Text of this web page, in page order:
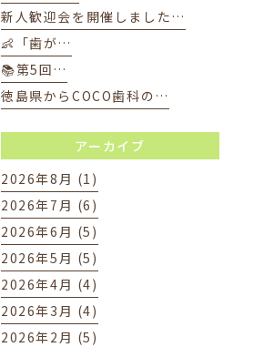
新人歓迎会を開催しました…
👶「歯が…
📚第5回…
徳島県からCOCO歯科の…
アーカイブ
2026年8月 (1)
2026年7月 (6)
2026年6月 (5)
2026年5月 (5)
2026年4月 (4)
2026年3月 (4)
2026年2月 (5)